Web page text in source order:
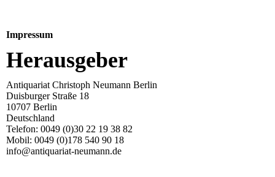
Impressum
Herausgeber
Antiquariat Christoph Neumann Berlin
Duisburger Straße 18
10707 Berlin
Deutschland
Telefon: 0049 (0)30 22 19 38 82
Mobil: 0049 (0)178 540 90 18
info@antiquariat-neumann.de